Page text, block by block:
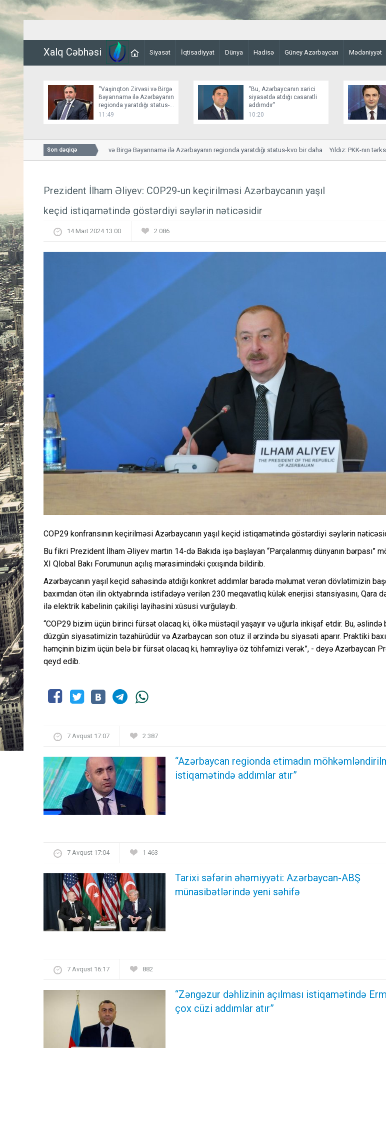
Xalq Cəbhəsi Siyasət İqtisadiyyat Dünya Hadisə Güney Azərbaycan Mədəniyyət
“Vaşinqton Zirvəsi və Birgə
Bəyannamə ilə Azərbayanın
regionda yaratdığı status-
kvo bir daha təsbit olundu”
11:49
“Bu, Azərbaycanın xarici
siyasətdə atdığı cəsarətli
addımdır”
10:20
Son dəqiqə
“Vaşinqton Zirvəsi və Birgə Bəyannamə ilə Azərbayanın regionda yaratdığı status-kvo bir daha
təsbit olundu”
Yıldız: PKK-nın
Prezident İlham Əliyev: COP29-un keçirilməsi Azərbaycanın yaşıl
keçid istiqamətində göstərdiyi səylərin nəticəsidir
14 Mart 2024 13:00 2 086
COP29 konfransının keçirilməsi Azərbaycanın yaşıl keçid istiqamətində göstərdiyi səylərin
Bu fikri Prezident İlham Əliyev martın 14-də Bakıda işə başlayan “Parçalanmış dünyanın bərpası”
XI Qlobal Bakı Forumunun açılış mərasimindəki çıxışında bildirib.
Azərbaycanın yaşıl keçid sahəsində atdığı konkret addımlar barədə məlumat verən dövlətimizin
baxımdan ötən ilin oktyabrında istifadəyə verilən 230 meqavatlıq külək enerjisi stansiyasını, Qara
ilə elektrik kabelinin çəkilişi layihəsini xüsusi vurğulayıb.
“COP29 bizim üçün birinci fürsət olacaq ki, ölkə müstəqil yaşayır və uğurla inkişaf etdir. Bu, əslində
düzgün siyasətimizin təzahürüdür və Azərbaycan son otuz il ərzində bu siyasəti aparır. Praktiki
həmçinin bizim üçün belə bir fürsət olacaq ki, həmrəyliyə öz töhfəmizi verək”, - deyə Azərbaycan
qeyd edib.
7 Avqust 17:07 2 387
“Azərbaycan regionda etimadın
istiqamətində addımlar atır”
7 Avqust 17:04 1 463
Tarixi səfərin əhəmiyyəti: Azərbaycan-ABŞ
münasibətlərində yeni səhifə
7 Avqust 16:17 882
“Zəngəzur dəhlizinin açılması istiqamətində
çox cüzi addımlar atır”